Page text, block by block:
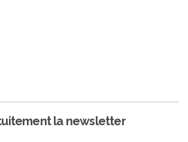
la newsletter